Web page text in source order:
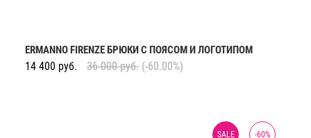
ERMANNO FIRENZE БРЮКИ С ПОЯСОМ И ЛОГОТИПОМ
14 400 руб. 36 000 руб. (-60.00%)
-60%
SALE